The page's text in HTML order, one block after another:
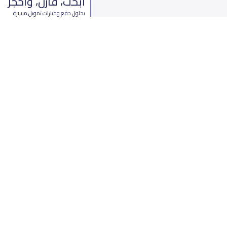
بحلول دفع وخيارات تمويل ميسرة